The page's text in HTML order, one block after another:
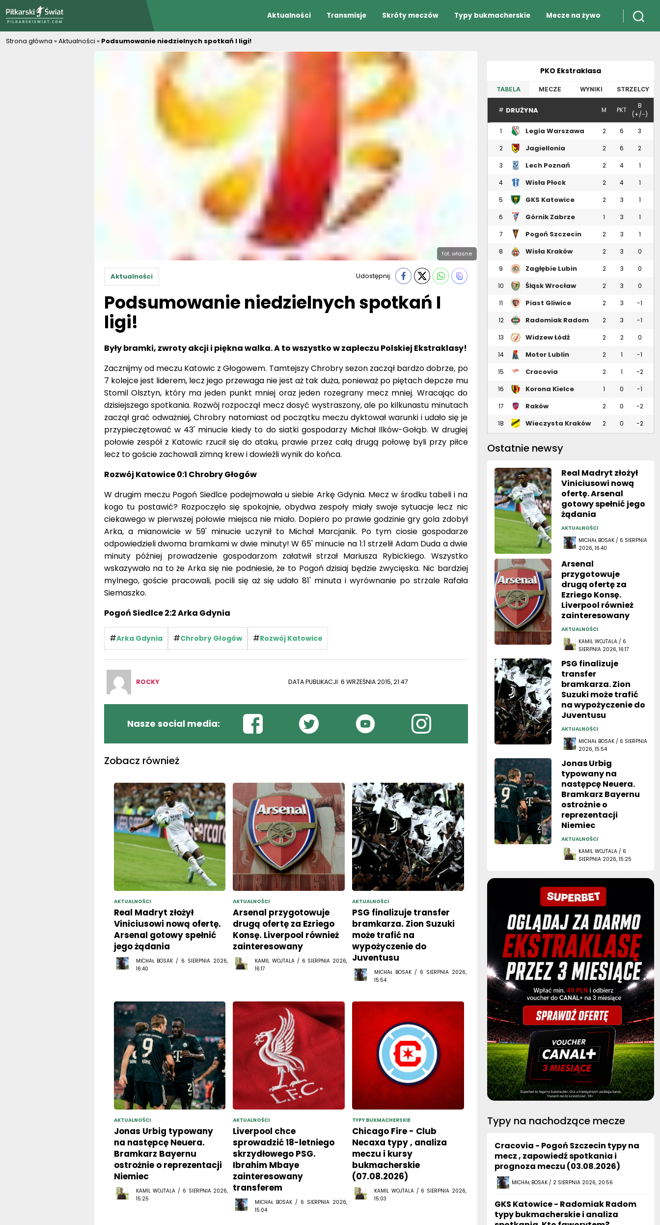
Aktualności Transmisje Skróty meczów Typy bukmacherskie Mecze na żywo
Strona główna »Aktualności » Podsumowanie niedzielnych spotkań I ligi!
fot. własne
Aktualności Udostępnij:
Podsumowanie niedzielnych spotkań I
ligi!
Były bramki, zwroty akcji i piękna walka. A to wszystko w zapleczu Polskiej Ekstraklasy!
Zacznijmy od meczu Katowic z Głogowem. Tamtejszy Chrobry sezon zaczął bardzo dobrze, po
7 kolejce jest liderem, lecz jego przewaga nie jest aż tak duża, ponieważ po piętach depcze mu
Stomil Olsztyn, który ma jeden punkt mniej oraz jeden rozegrany mecz mniej. Wracając do
dzisiejszego spotkania. Rozwój rozpoczął mecz dosyć wystraszony, ale po kilkunastu minutach
zaczął grać odważniej, Chrobry natomiast od początku meczu dyktował warunki i udało się je
przypieczętować w 43' minucie kiedy to do siatki gospodarzy Michał Ilków-Gołąb. W drugiej
połowie zespół z Katowic rzucił się do ataku, prawie przez całą drugą połowę byli przy piłce
lecz to goście zachowali zimną krew i dowieźli wynik do końca.
Rozwój Katowice 0:1 Chrobry Głogów
W drugim meczu Pogoń Siedlce podejmowała u siebie Arkę Gdynia. Mecz w środku tabeli i na
kogo tu postawić? Rozpoczęło się spokojnie, obydwa zespoły miały swoje sytuacje lecz nic
ciekawego w pierwszej połowie miejsca nie miało. Dopiero po prawie godzinie gry gola zdobył
Arka, a mianowicie w 59' minucie uczynił to Michał Marcjanik. Po tym ciosie gospodarze
odpowiedzieli dwoma bramkami w dwie minuty! W 65' minucie na 1:1 strzelił Adam Duda a dwie
minuty później prowadzenie gospodarzom załatwił strzał Mariusza Rybickiego. Wszystko
wskazywało na to że Arka się nie podniesie, że to Pogoń dzisiaj będzie zwycięska. Nic bardziej
mylnego, goście pracowali, pocili się aż się udało 81' minuta i wyrównanie po strzale Rafała
Siemaszko.
Pogoń Siedlce 2:2 Arka Gdynia
#Arka Gdynia #Chrobry Głogów #Rozwój Katowice
ROCKY DATA PUBLIKACJI: 6 WRZEŚNIA 2015, 21:47
Nasze social media:
Zobacz również
AKTUALNOŚCI
Real Madryt złożył
Viniciusowi nową ofertę.
Arsenal gotowy spełnić
jego żądania
MICHAŁ BOSAK / 6 SIERPNIA 2026,
16:40
AKTUALNOŚCI
Arsenal przygotowuje
drugą ofertę za Ezriego
Konsę. Liverpool również
zainteresowany
KAMIL WOJTALA / 6 SIERPNIA 2026,
16:17
AKTUALNOŚCI
PSG finalizuje transfer
bramkarza. Zion Suzuki
może trafić na
wypożyczenie do
Juventusu
MICHAŁ BOSAK / 6 SIERPNIA 2026,
15:54
AKTUALNOŚCI
Jonas Urbig typowany
na następcę Neuera.
Bramkarz Bayernu
ostrożnie o reprezentacji
Niemiec
KAMIL WOJTALA / 6 SIERPNIA 2026,
15:25
AKTUALNOŚCI
Liverpool chce
sprowadzić 18-letniego
skrzydłowego PSG.
Ibrahim Mbaye
zainteresowany
transferem
MICHAŁ BOSAK / 6 SIERPNIA 2026,
15:04
TYPY BUKMACHERSKIE
Chicago Fire - Club
Necaxa typy , analiza
meczu i kursy
bukmacherskie
(07.08.2026)
KAMIL WOJTALA / 6 SIERPNIA 2026,
15:03
PKO Ekstraklasa
TABELA MECZE WYNIKI STRZELCY
# DRUŻYNA M PKT
B
(+/-)
1
Legia Warszawa 2 6 3
2
Jagiellonia
2 6 2
3 Lech Poznań 2 4 1
4 Wisła Płock 2 4 1
5 GKS Katowice 2 3 1
6 Górnik Zabrze 1 3 1
7 Pogoń Szczecin 2 3 1
8 Wisła Kraków 2 3 0
9 Zagłębie Lubin 2 3 0
10 Śląsk Wrocław 2 3 0
11 Piast Gliwice 2 3 -1
12 Radomiak Radom 2 3 -1
13 Widzew Łódź 2 2 0
14 Motor Lublin 2 1 -1
15 Cracovia 2 1 -2
16 Korona Kielce 1 0 -1
17
Raków
2 0 -2
18 Wieczysta Kraków 2 0 -2
Ostatnie newsy
Real Madryt złożył
Viniciusowi nową
ofertę. Arsenal
gotowy spełnić jego
żądania
AKTUALNOŚCI
MICHAŁ BOSAK / 6 SIERPNIA
2026, 16:40
Arsenal
przygotowuje
drugą ofertę za
Ezriego Konsę.
Liverpool również
zainteresowany
AKTUALNOŚCI
KAMIL WOJTALA / 6
SIERPNIA 2026, 16:17
PSG finalizuje
transfer
bramkarza. Zion
Suzuki może trafić
na wypożyczenie do
Juventusu
AKTUALNOŚCI
MICHAŁ BOSAK / 6 SIERPNIA
2026, 15:54
Jonas Urbig
typowany na
następcę Neuera.
Bramkarz Bayernu
ostrożnie o
reprezentacji
Niemiec
AKTUALNOŚCI
KAMIL WOJTALA / 6
SIERPNIA 2026, 15:25
Typy na nachodzące mecze
Cracovia - Pogoń Szczecin typy na
mecz , zapowiedź spotkania i
prognoza meczu (03.08.2026)
MICHAŁ BOSAK / 2 SIERPNIA 2026, 20:56
GKS Katowice - Radomiak Radom
typy bukmacherskie i analiza